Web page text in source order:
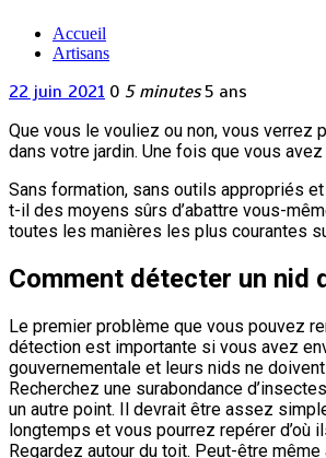
Accueil
Artisans
22 juin 2021 0 5 minutes 5 ans
Que vous le vouliez ou non, vous verrez
dans votre jardin. Une fois que vous
Sans formation, sans outils appropriés
t-il des moyens sûrs d’abattre vous-
toutes les manières les plus courantes
Comment détecter un nid
Le premier problème que vous pouvez
détection est importante si vous avez
gouvernementale et leurs nids ne
Recherchez une surabondance
un autre point. Il devrait être assez
longtemps et vous pourrez repérer d’où
Regardez autour du toit. Peut-être